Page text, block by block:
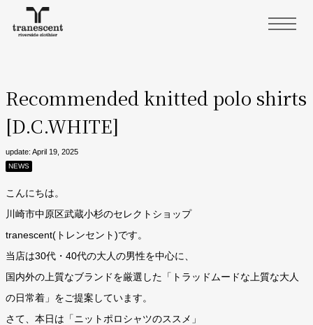
Recommended knitted polo shirts
[D.C.WHITE]
update: April 19, 2025
NEWS
こんにちは。
川崎市中原区武蔵小杉のセレクトショップ
tranescent(トレンセント)です。
当店は30代・40代の大人の男性を中心に、
国内外の上質なブランドを厳選した「トラッドムードな上質な大人
の日常着」をご提案しています。
さて、本日は「ニットポロシャツのススメ」